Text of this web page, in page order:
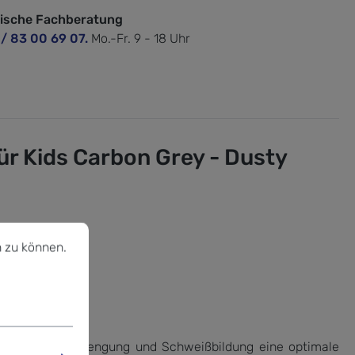
Fachberatung
83 00 69 07. Mo.-Fr. 9 - 18 Uhr
Kids Carbon Grey - Dusty
hoher Anstrengung und Schweißbildung eine optimale
Mehr Informationen ...
können.